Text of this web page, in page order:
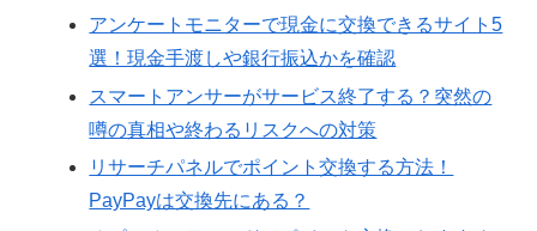
アンケートモニターで現金に交換できるサイト5
選！現金手渡しや銀行振込かを確認
スマートアンサーがサービス終了する？突然の
噂の真相や終わるリスクへの対策
リサーチパネルでポイント交換する方法！
PayPayは交換先にある？